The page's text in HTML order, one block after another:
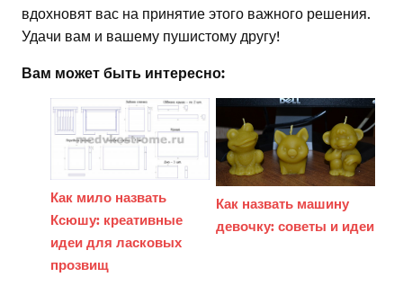
вдохновят вас на принятие этого важного решения.
Удачи вам и вашему пушистому другу!
Вам может быть интересно:
Как мило назвать
Ксюшу: креативные
идеи для ласковых
прозвищ
Как назвать машину
девочку: советы и идеи